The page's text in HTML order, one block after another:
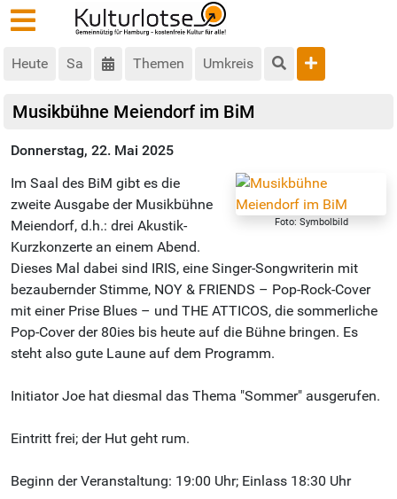
Heute Sa Themen Umkreis
Musikbühne Meiendorf im BiM
Donnerstag, 22. Mai 2025
Foto: Symbolbild
Im Saal des BiM gibt es die
zweite Ausgabe der Musikbühne
Meiendorf, d.h.: drei Akustik-
Kurzkonzerte an einem Abend.
Dieses Mal dabei sind IRIS, eine Singer-Songwriterin mit
bezaubernder Stimme, NOY & FRIENDS – Pop-Rock-Cover
mit einer Prise Blues – und THE ATTICOS, die sommerliche
Pop-Cover der 80ies bis heute auf die Bühne bringen. Es
steht also gute Laune auf dem Programm.
Initiator Joe hat diesmal das Thema "Sommer" ausgerufen.
Eintritt frei; der Hut geht rum.
Beginn der Veranstaltung: 19:00 Uhr; Einlass 18:30 Uhr